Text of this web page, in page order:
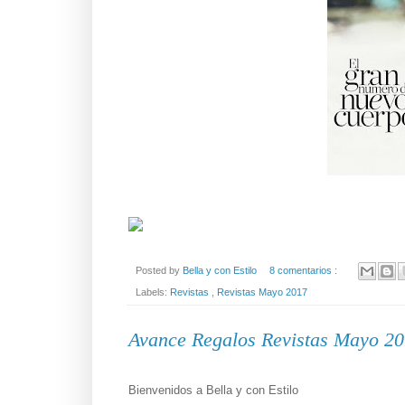
Posted by Bella y con Estilo 8 comentarios :
Labels: Revistas Revistas Mayo 2017
Avance Regalos Revistas Mayo
Bienvenidos a Bella y con Estilo